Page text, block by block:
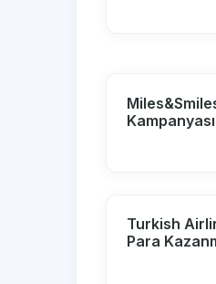
Turkish
Para